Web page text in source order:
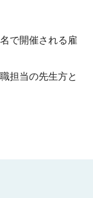
で開催される雇
担当の先生方と